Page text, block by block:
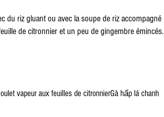
du riz gluant ou avec la soupe de riz accompagné
de citronnier et un peu de gingembre émincés.
vapeur aux feuilles de citronnierGà hấp lá chanh